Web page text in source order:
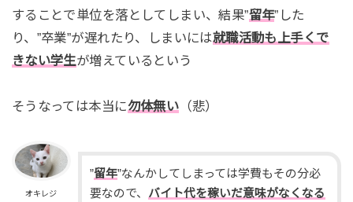
することで単位を落としてしまい、結果”留年”した
り、”卒業”が遅れたり、しまいには就職活動も上手くで
きない学生が増えているという
そうなっては本当に勿体無い （悲）
オキレジ
”留年”なんかしてしまっては学費もその分必
要なので、 バイト代を稼いだ意味がなくなる